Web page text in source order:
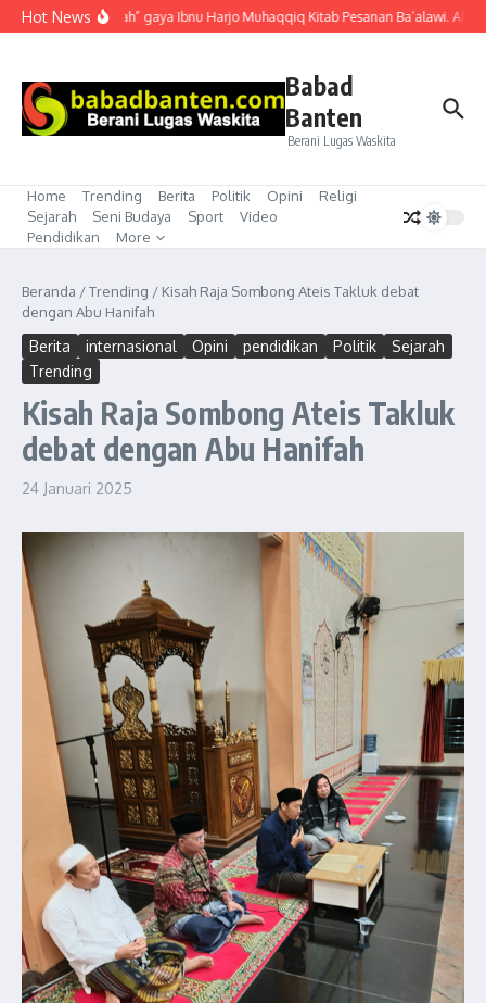
Lewati ke konten
Hot News“Mubahalah” gaya Ibnu Harjo Muhaqqiq Kitab Pesanan Ba’alawi.
Babad
Banten
Berani Lugas Waskita
Home Trending Berita Politik Opini
Religi
Sejarah
Seni Budaya Sport
Video
Pendidikan
More
Beranda /Trending / Kisah Raja Sombong Ateis Takluk debat
dengan Abu Hanifah
Berita internasional Opini pendidikan Politik
Sejarah
Trending
Kisah Raja Sombong Ateis Takluk
debat dengan Abu Hanifah
24 Januari 2025